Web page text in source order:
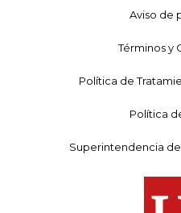
Aviso de
Términos y
Política de
Política
Superintendencia